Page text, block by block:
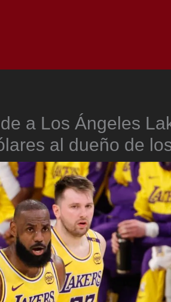
a Los Ángeles
al dueño de